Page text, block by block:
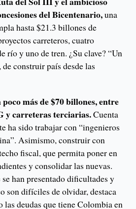
del Bicentenario,una
hasta $21.3 billones de
carreteros, cuatro
río y uno de tren. ¿Su clave? “Un
construir país desde las
más de $70 billones, entre
y carreteras terciarias.Cuenta
ha sido trabajar con “ingenieros
Asimismo, construir con
fiscal, que permita poner en
y consolidar las nuevas.
han presentado dificultades y
son difíciles de olvidar, destaca
las deudas que tiene Colombia en